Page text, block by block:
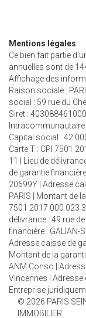
Mentions légales
Ce bien fait partie
annuelles sont de
Affichage des
Raison sociale :
social : 59 rue du
Siret :
Intracommunautaire
Capital social : 42
Carte T : CPI 7501
11 | Lieu de
de garantie
20699Y | Adresse
PARIS | Montant de
7501 2017 000 023
délivrance : 49 rue
financière : GALIAN-
Adresse caisse de
Montant de la
ANM Conso |
Vincennes | Adresse
Entreprise
© 2026 PARIS
IMMOBILIER